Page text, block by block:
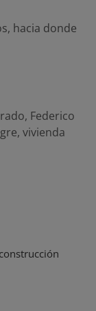
hacia donde
, Federico
, vivienda